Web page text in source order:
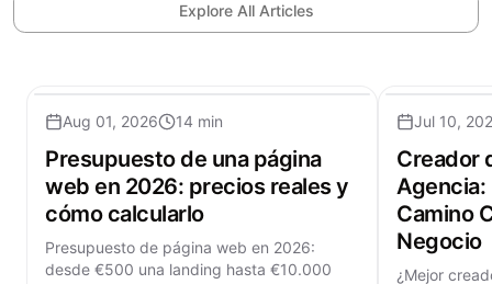
Explore All Articles
Aug 01, 2026 14 min
Presupuesto de una página
web en 2026: precios reales y
cómo calcularlo
Presupuesto de página web en 2026:
desde €500 una landing hasta €10.000
Jul 10,
Creador
Agencia:
Camino
Negocio
¿Mejor